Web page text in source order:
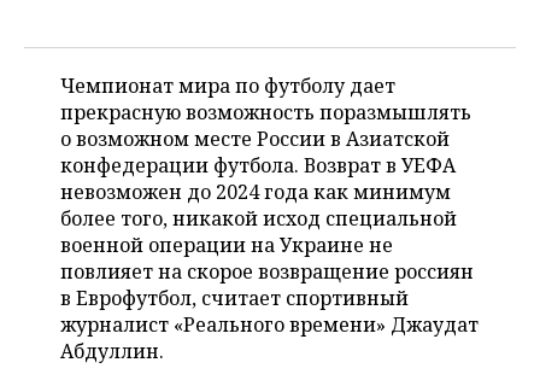
ОТКРЫТАЯ ЛЕКЦИЯ
БАСКЕТБОЛ
ВОЛЕЙБОЛ
КИБЕРСПОРТ
ФИГУРНОЕ КАТАНИЕ
ВОДНЫЕ ВИДЫ СПОРТА
ХОККЕЙ С МЯЧОМ
ИНФРАСТРУКТУРА
ИСТОРИЯ
КУЛЬТУРА
МЕДИЦИНА
ОБРАЗОВАНИЕ
ПРОИСШЕСТВИЯ
СПРАВОЧНИК
СПИСОК ПЕРСОН
СПИСОК КОМПАНИЙ
ПОЛНАЯ ВЕРСИЯ
Чемпионат мира по футболу дает
прекрасную возможность поразмышлять
о возможном месте России в Азиатской
конфедерации футбола. Возврат в УЕФА
невозможен до 2024 года как минимум
более того, никакой исход специальной
военной операции на Украине не
повлияет на скорое возвращение россиян
в Еврофутбол, считает спортивный
журналист «Реального времени» Джаудат
Абдуллин.